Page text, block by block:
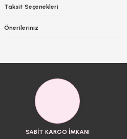
Taksit Seçenekleri
Önerileriniz
SABİT KARGO İMKANI